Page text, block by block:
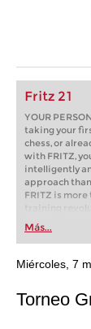
Fritz 21
YOUR
taking your
chess, or
with FRITZ,
intelligently
approach
FRITZ is more
training
first steps into
playing at a
train more
more
Más...
Miércoles, 7
Torneo